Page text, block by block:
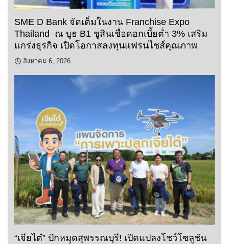
SME D Bank จัดเต็มในงาน Franchise Expo
Thailand ณ บูธ B1 ชูสินเชื่อดอกเบี้ยต่ำ 3% เสริม
แกร่งธุรกิจ เปิดโอกาสลงทุนแฟรนไชส์คุณภาพ
สิงหาคม 6, 2026
“เจียไต๋” ปักหมุดสุพรรณบุรี! เปิดแปลงโชว์โซลูชัน